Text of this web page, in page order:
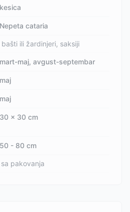
kesica
Nepeta cataria
ili žardinjeri, saksiji
mart-maj, avgust-septembar
maj
maj
30 x 30 cm
50 - 80 cm
pakovanja